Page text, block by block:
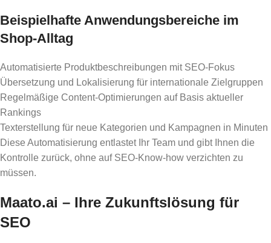
Beispielhafte Anwendungsbereiche im
Shop-Alltag
Automatisierte Produktbeschreibungen mit SEO-Fokus
Übersetzung und Lokalisierung für internationale Zielgruppen
Regelmäßige Content-Optimierungen auf Basis aktueller
Rankings
Texterstellung für neue Kategorien und Kampagnen in Minuten
Diese Automatisierung entlastet Ihr Team und gibt Ihnen die
Kontrolle zurück, ohne auf SEO-Know-how verzichten zu
müssen.
Maato.ai – Ihre Zukunftslösung für
SEO